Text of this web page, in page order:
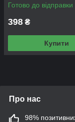
Готово до відправки
398 ₴
Купити
Про нас
98%